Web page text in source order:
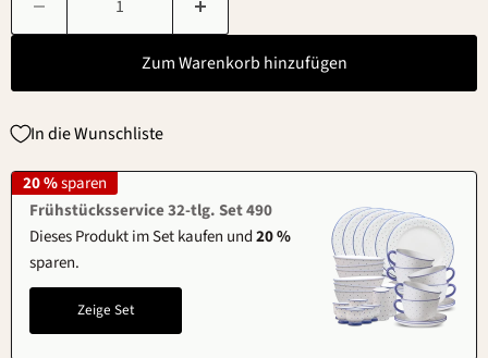
Zum Warenkorb hinzufügen
In die Wunschliste
Frühstücksservice 32-tlg. Set 490
Dieses Produkt im Set kaufen und20 %
sparen.
Zeige Set
20 %sparen